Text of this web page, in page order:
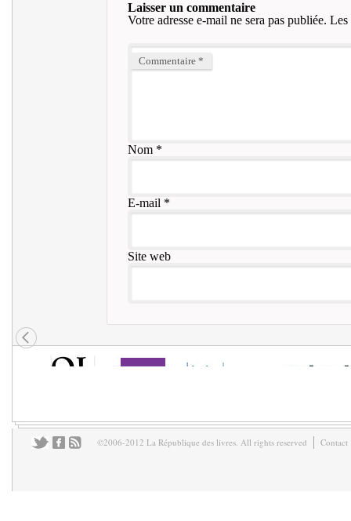
Laisser un commentaire
Votre adresse e-mail ne sera pas publiée. Les
Commentaire *
Nom*
E-mail *
Site web
©2006-2012 La République des livres. All rights reserved Contact